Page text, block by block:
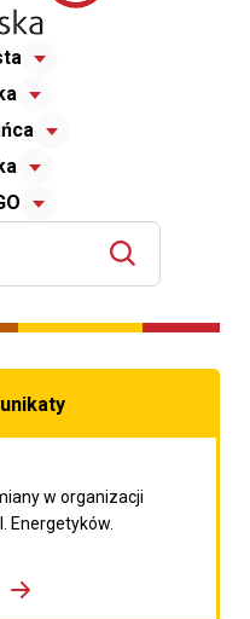
w organizacji
Energetyków.
Przejdź do następnego